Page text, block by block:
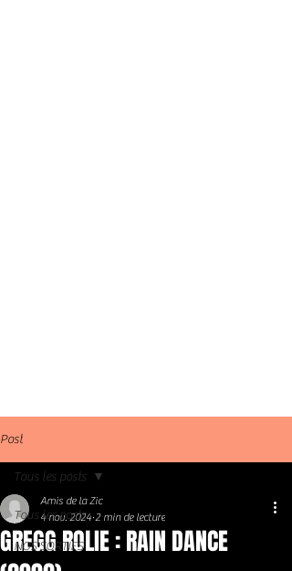
Post
Tous les posts
NOS SORTIES
Tous les posts
GREGG ROLIE : RAIN DANCE
Amis de la Zic
4 nov. 2024 2 min de lecture